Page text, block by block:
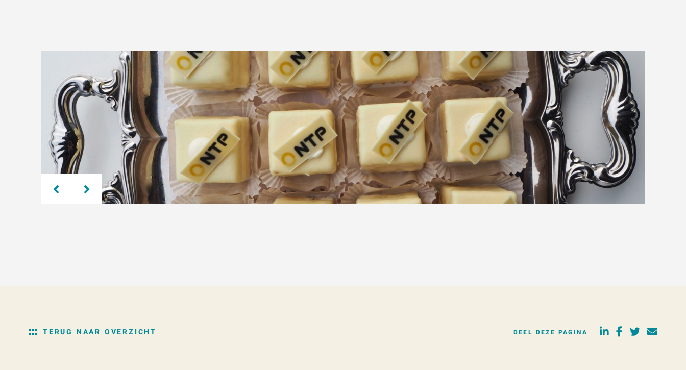
TERUG NAAR OVERZICHT DEEL DEZE PAGINA